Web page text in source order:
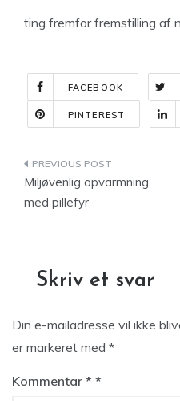
ting fremfor fremstilling af
FACEBOOK
PINTEREST
Miljøvenlig opvarmning
med pillefyr
Skriv et svar
Din e-mailadresse vil ikke
er markeret med *
Kommentar *